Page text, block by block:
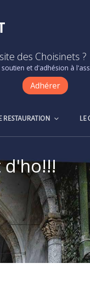
des Choisinets ?
et d'adhésion à
Adhérer
RESTAURATION LE
d'ho!!!